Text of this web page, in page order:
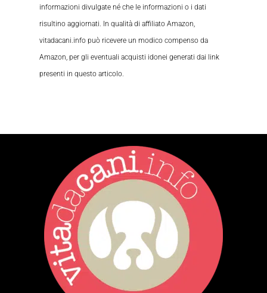
informazioni divulgate né che le informazioni o i dati
risultino aggiornati. In qualità di affiliato Amazon,
vitadacani.info può ricevere un modico compenso da
Amazon, per gli eventuali acquisti idonei generati dai link
presenti in questo articolo.